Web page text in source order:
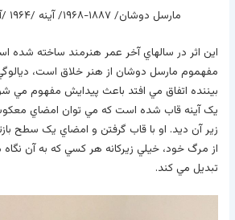
مارسل دوشان/ ۱۸۸۷-۱۹۶۸/ آينه /۱۹۶۴ /آينه و قاب چوبي
اين اثر در سالهاي آخر عمر هنرمند ساخته شده
مفهموم مارسل دوشان از هنر خلاق است،
بيننده اتفاق مي افتد باعث پيدايش مفهوم مي
يک آينه قاب شده است که مي توان امضاي
زير آن ديد. او با قاب گرفتن و امضاي يک سطح
از مرگ خود، خيلي زيرکانه هر کسي که به آن نگاه
تبديل مي کند.